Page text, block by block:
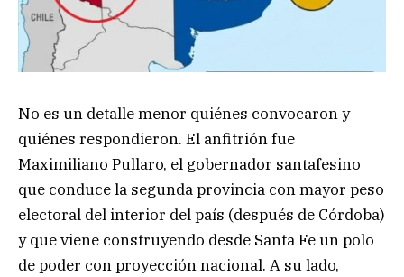
No es un detalle menor quiénes convocaron y
quiénes respondieron. El anfitrión fue
Maximiliano Pullaro, el gobernador santafesino
que conduce la segunda provincia con mayor peso
electoral del interior del país (después de Córdoba)
y que viene construyendo desde Santa Fe un polo
de poder con proyección nacional. A su lado,